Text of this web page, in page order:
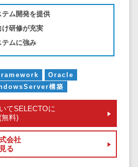
の他官公庁・自治体向け>
エンドポイン
トセキュリティ
化
電話認証サー
ビス
DLPツール
UTM
不正検知サー
テム開発を提供
け研修が充実
テムに強み
Oracle
構築
てSELECTOに
料)
会社
る